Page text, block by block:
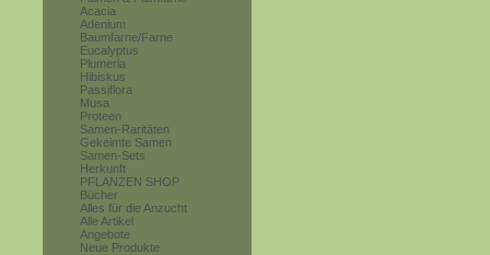
Acacia
Adenium
Baumfarne/Farne
Eucalyptus
Plumeria
Hibiskus
Passiflora
Musa
Proteen
Samen-Raritäten
Gekeimte Samen
Samen-Sets
Herkunft
PFLANZEN SHOP
Bücher
Alles für die Anzucht
Alle Artikel
Angebote
Neue Produkte